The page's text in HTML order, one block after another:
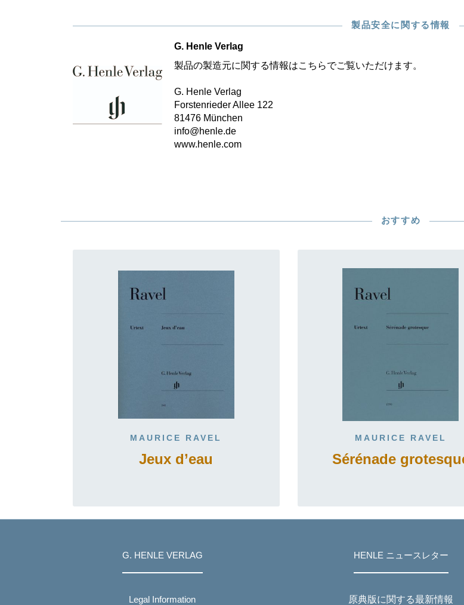
製品安全に関する情報
G. Henle Verlag
製品の製造元に関する情報はこちらでご覧いただけます。
G. Henle Verlag
Forstenrieder Allee 122
81476 München
info@henle.de
www.henle.com
おすすめ
MAURICE RAVEL
Jeux d’eau
MAURICE RAVEL
Sérénade
G. HENLE VERLAG
Legal Information
HENLE ニュースレター
原典版に関する最新情報